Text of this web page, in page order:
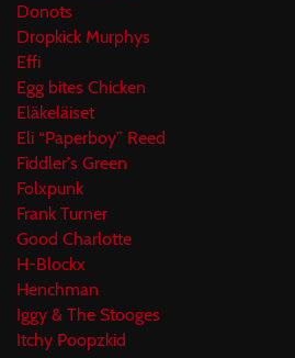
Donots
Dropkick Murphys
Effi
Egg bites Chicken
Eläkeläiset
Eli “Paperboy” Reed
Fiddler's Green
Folxpunk
Frank Turner
Good Charlotte
H-Blockx
Henchman
Iggy & The Stooges
Itchy Poopzkid